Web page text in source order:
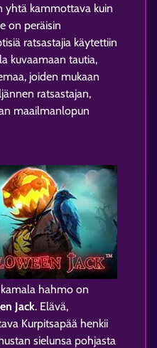
yhtä kammottava kuin
on peräisin
ratsastajia käytettiin
kuvaamaan tautia,
joiden mukaan
ratsastajan,
maailmanlopun
hahmo on
Jack. Elävä,
Kurpitsapää henkii
sielunsa pohjasta